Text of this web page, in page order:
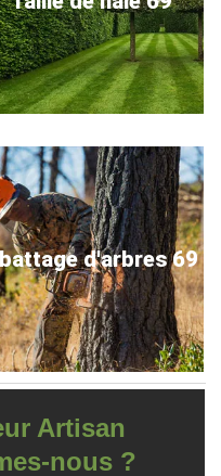
d'arbres 69
Artisan
nous ?